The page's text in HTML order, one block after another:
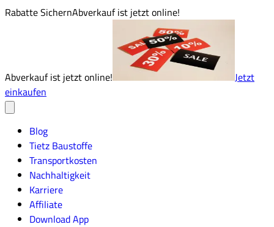
Rabatte SichernAbverkauf ist jetzt online!
Abverkauf ist jetzt online!
Jetzt
einkaufen
Blog
Tietz Baustoffe
Transportkosten
Nachhaltigkeit
Karriere
Affiliate
Download App